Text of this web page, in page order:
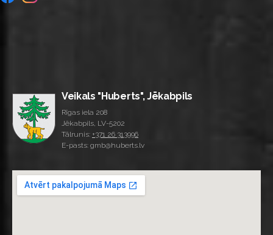
Veikals "Huberts", Jēkabpils
Rīgas iela 208
Jēkabpils, LV-5202
Tālrunis: +371 26 313996
E-pasts: gmb@huberts.lv